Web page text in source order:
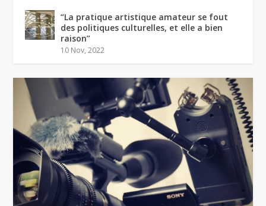
“La pratique artistique amateur se fout
des politiques culturelles, et elle a bien
raison”
10 Nov, 2022